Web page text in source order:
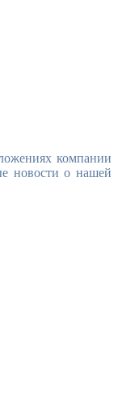
компании
новости о нашей